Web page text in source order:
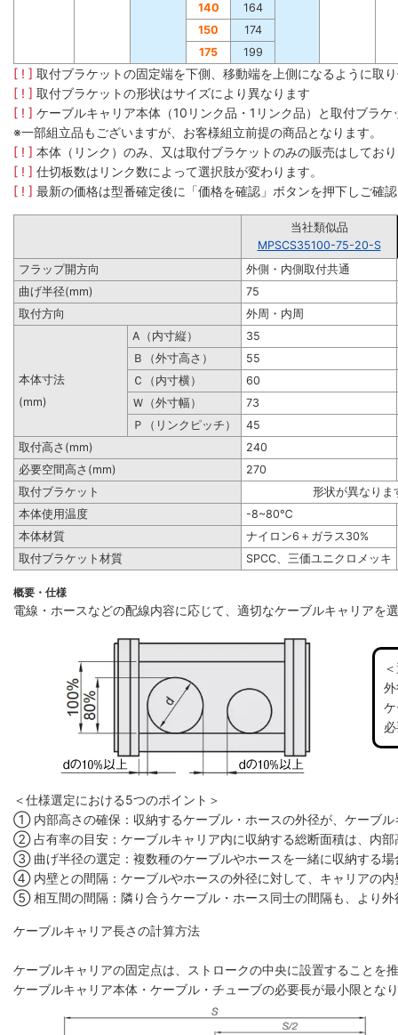
140
164
150
174
175
199
[ ! ] 取付ブラケットの固定端を下側、移動端を上側になるように取
[ ! ] 取付ブラケットの形状はサイズにより異なります
[ ! ] ケーブルキャリア本体（10リンク品・1リンク品）と取付ブラ
※一部組立品もございますが、お客様組立前提の商品となります。
[ ! ] 本体（リンク）のみ、又は取付ブラケットのみの販売はしてお
[ ! ] 仕切板数はリンク数によって選択肢が変わります。
[ ! ] 最新の価格は型番確定後に「価格を確認」ボタンを押下しご確
当社類似品
MPSCS35100-75-20-S
フラップ開方向
外側・内側取付共通
曲げ半径(mm)
75
取付方向
外周・内周
A（内寸縦）
35
Ｂ（外寸高さ）
55
本体寸法
Ｃ（内寸横）
60
(mm)
Ｗ（外寸幅）
73
Ｐ（リンクピッチ）
45
取付高さ(mm)
240
必要空間高さ(mm)
270
取付ブラケット
形状が異なりま
本体使用温度
-8~80℃
本体材質
ナイロン6＋ガラス30%
取付ブラケット材質
SPCC、三価ユニクロメッキ
概要・仕様
電線・ホースなどの配線内容に応じて、適切なケーブルキャリアを
＜仕様選定における5つのポイント＞
① 内部高さの確保：収納するケーブル・ホースの外径が、ケーブ
② 占有率の目安：ケーブルキャリア内に収納する総断面積は、内
③ 曲げ半径の選定：複数種のケーブルやホースを一緒に収納する
④ 内壁との間隔：ケーブルやホースの外径に対して、キャリアの
⑤ 相互間の間隔：隣り合うケーブル・ホース同士の間隔も、より
ケーブルキャリア長さの計算方法
ケーブルキャリアの固定点は、ストロークの中央に設置することを
ケーブルキャリア本体・ケーブル・チューブの必要長が最小限とな